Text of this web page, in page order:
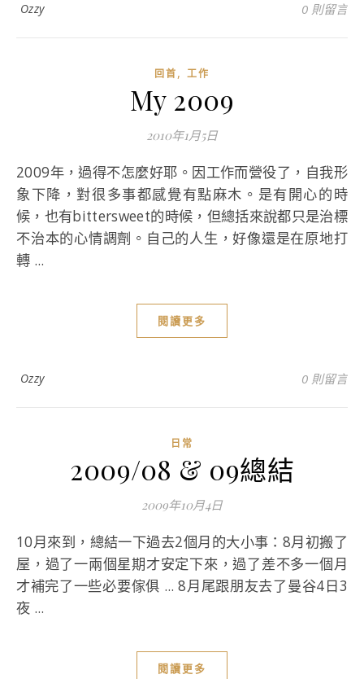
Ozzy 0 則留言
回首, 工作
My 2009
2010年1月5日
2009年，過得不怎麼好耶。因工作而營役了，自我形
象下降，對很多事都感覺有點麻木。是有開心的時
候，也有bittersweet的時候，但總括來說都只是治標
不治本的心情調劑。自己的人生，好像還是在原地打
轉 ...
閱讀更多
Ozzy 0 則留言
日常
2009/08 & 09總結
2009年10月4日
10月來到，總結一下過去2個月的大小事：8月初搬了
屋，過了一兩個星期才安定下來，過了差不多一個月
才補完了一些必要傢俱 ... 8月尾跟朋友去了曼谷4日3
夜 ...
閱讀更多